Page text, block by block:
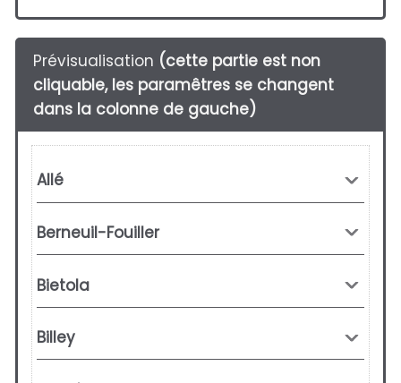
Prévisualisation (cette partie est non
cliquable, les paramêtres se changent
dans la colonne de gauche)